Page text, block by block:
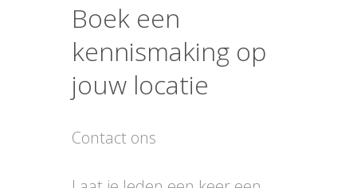
Boek een
kennismaking op
jouw locatie
Contact ons